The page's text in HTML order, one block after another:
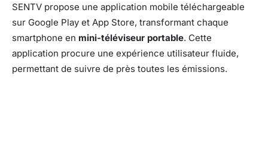
SENTV propose une application mobile téléchargeable
sur Google Play et App Store, transformant chaque
smartphone en mini-téléviseur portable. Cette
application procure une expérience utilisateur fluide,
permettant de suivre de près toutes les émissions.